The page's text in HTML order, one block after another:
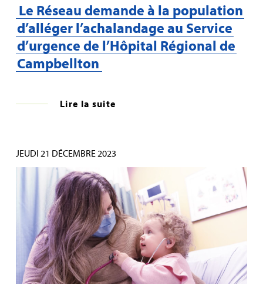
Le Réseau demande à la population
d’alléger l’achalandage au Service
d’urgence de l’Hôpital Régional de
Campbellton
Lire la suite
JEUDI 21 DÉCEMBRE 2023